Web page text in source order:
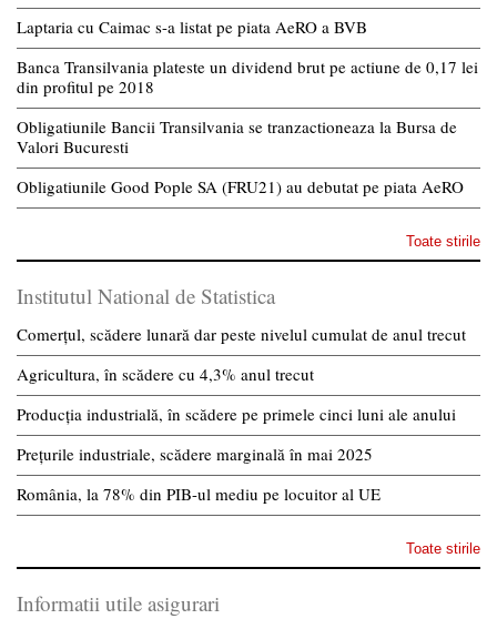
Laptaria cu Caimac s-a listat pe piata AeRO a BVB
Banca Transilvania plateste un dividend brut pe actiune de 0,17 lei
din profitul pe 2018
Obligatiunile Bancii Transilvania se tranzactioneaza la Bursa de
Valori Bucuresti
Obligatiunile Good Pople SA (FRU21) au debutat pe piata AeRO
Toate stirile
Institutul National de Statistica
Comerțul, scădere lunară dar peste nivelul cumulat de anul trecut
Agricultura, în scădere cu 4,3% anul trecut
Producția industrială, în scădere pe primele cinci luni ale anului
Prețurile industriale, scădere marginală în mai 2025
România, la 78% din PIB-ul mediu pe locuitor al UE
Toate stirile
Informatii utile asigurari